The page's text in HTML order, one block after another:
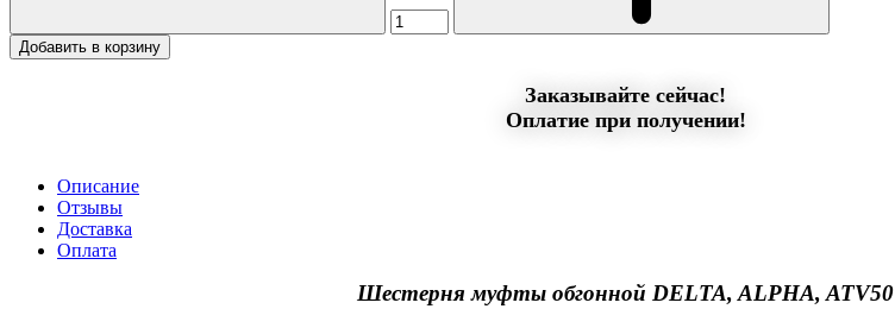
Добавить в корзину
Заказывайте сейчас!
Оплатие при получении!
Описание
Отзывы
Доставка
Оплата
Шестерня муфты обгонной DELTA, ALPHA, ATV50